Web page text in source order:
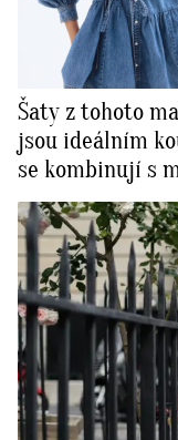
Šaty z tohoto
jsou ideálním
se kombinují s